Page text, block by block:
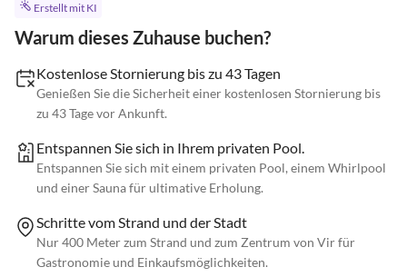
Erstellt mit KI
Warum dieses Zuhause buchen?
Kostenlose Stornierung bis zu 43 Tagen
Genießen Sie die Sicherheit einer kostenlosen Stornierung bis
zu 43 Tage vor Ankunft.
Entspannen Sie sich in Ihrem privaten Pool.
Entspannen Sie sich mit einem privaten Pool, einem Whirlpool
und einer Sauna für ultimative Erholung.
Schritte vom Strand und der Stadt
Nur 400 Meter zum Strand und zum Zentrum von Vir für
Gastronomie und Einkaufsmöglichkeiten.